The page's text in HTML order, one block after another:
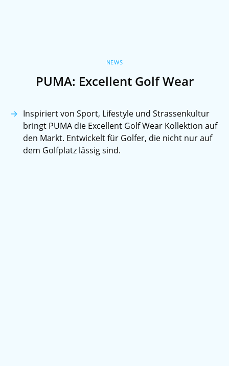
NEWS
PUMA: Excellent Golf Wear
Inspiriert von Sport, Lifestyle und Strassenkultur
bringt PUMA die Excellent Golf Wear Kollektion auf
den Markt. Entwickelt für Golfer, die nicht nur auf
dem Golfplatz lässig sind.